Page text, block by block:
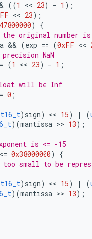
& ((1 << 23) - 1 );
<< 23);
)
{
original number is
&& (exp == (0xFF <<
NaN
= (1 << 23) - 1 ;
will be Inf
= 0 ;
) sign) << 15) | (
)(mantissa >> 13);
is <= -15
<= 0x38000000)
{
small to be
) sign) << 15) | (
)(mantissa >> 13);